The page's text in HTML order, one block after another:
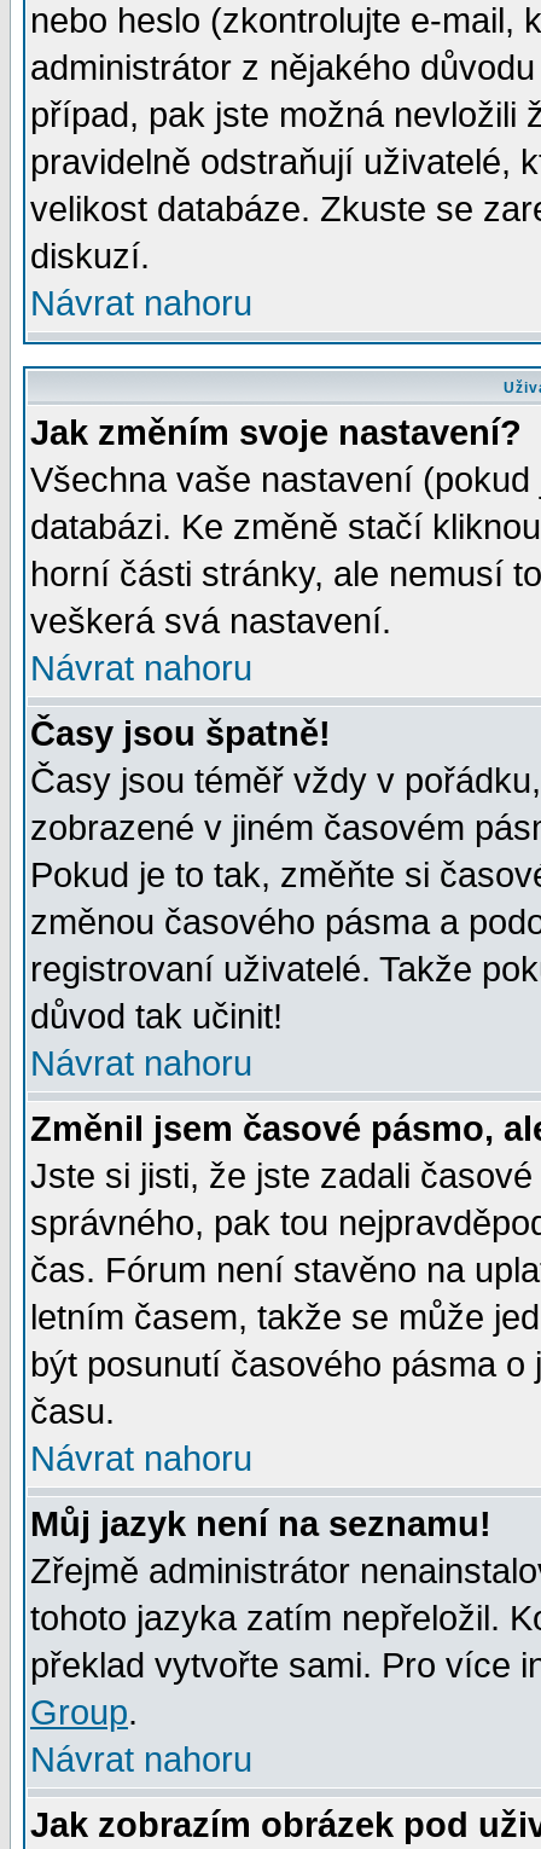
nebo heslo (zkontrolujte e-mail,
administrátor z nějakého
případ, pak jste možná nevložili
pravidelně odstraňují uživatelé,
velikost databáze. Zkuste se
diskuzí.
Návrat nahoru
Jak změním svoje nastavení?
Všechna vaše nastavení
databázi. Ke změně stačí
horní části stránky, ale nemusí
veškerá svá nastavení.
Návrat nahoru
Časy jsou špatně!
Časy jsou téměř vždy v
zobrazené v jiném časovém
Pokud je to tak, změňte si
změnou časového pásma a
registrovaní uživatelé. Takže
důvod tak učinit!
Návrat nahoru
Změnil jsem časové pásmo,
Jste si jisti, že jste zadali
správného, pak tou
čas. Fórum není stavěno na
letním časem, takže se může
být posunutí časového pásma
času.
Návrat nahoru
Můj jazyk není na seznamu!
Zřejmě administrátor
tohoto jazyka zatím nepřeložil.
překlad vytvořte sami. Pro více
Group.
Návrat nahoru
Jak zobrazím obrázek pod